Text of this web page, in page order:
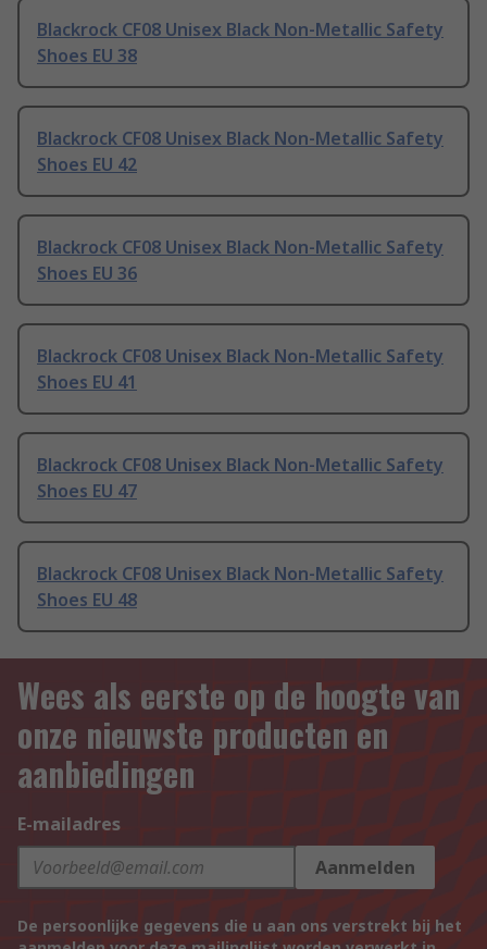
Blackrock CF08 Unisex Black Non-Metallic Safety
Shoes EU 38
Blackrock CF08 Unisex Black Non-Metallic Safety
Shoes EU 42
Blackrock CF08 Unisex Black Non-Metallic Safety
Shoes EU 36
Blackrock CF08 Unisex Black Non-Metallic Safety
Shoes EU 41
Blackrock CF08 Unisex Black Non-Metallic Safety
Shoes EU 47
Blackrock CF08 Unisex Black Non-Metallic Safety
Shoes EU 48
Wees als eerste op de hoogte van
onze nieuwste producten en
aanbiedingen
E-mailadres
Aanmelden
De persoonlijke gegevens die u aan ons verstrekt bij het